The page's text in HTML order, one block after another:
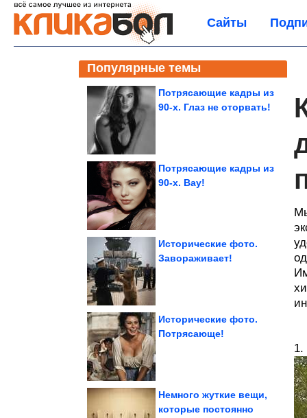
Сайты
Популярные темы
Потрясающие кадры из
90-х. Глаз не оторвать!
Потрясающие кадры из
90-х. Вау!
Исторические фото.
Завораживает!
Исторические фото.
Потрясающе!
Немного жуткие вещи,
которые постоянно
1.